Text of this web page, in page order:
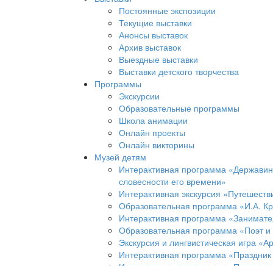
Постоянные экспозиции
Текущие выставки
Анонсы выставок
Архив выставок
Выездные выставки
Выставки детского творчества
Программы
Экскурсии
Образовательные программы
Школа анимации
Онлайн проекты
Онлайн викторины
Музей детям
Интерактивная программа
словесности его времени»
Интерактивная экскурсия
Образовательная программа «И.А.
Интерактивная программа
Образовательная программа «Поэт
Экскурсия и лингвистическая игра
Интерактивная программа